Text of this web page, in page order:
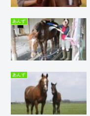
あんず
あんず